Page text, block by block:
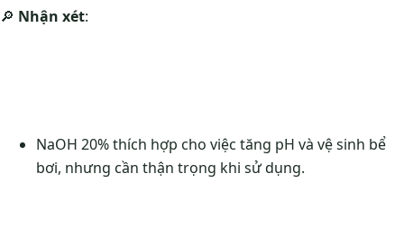
🔎 Nhận xét:
NaOH 20% thích hợp cho việc tăng pH và vệ sinh bể
bơi, nhưng cần thận trọng khi sử dụng.